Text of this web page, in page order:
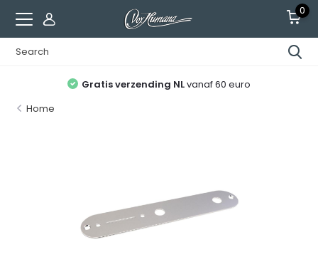
0
Gratis verzending NLvanaf 60 euro
Home